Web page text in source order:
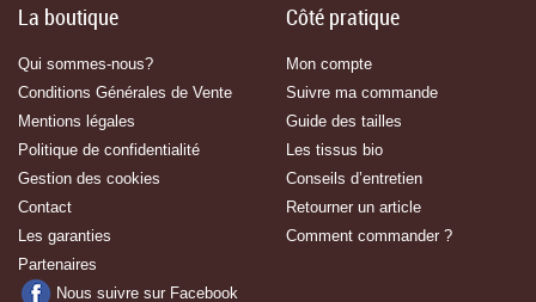
La boutique
Qui sommes-nous?
Conditions Générales de Vente
Mentions légales
Politique de confidentialité
Gestion des cookies
Contact
Les garanties
Partenaires
Nous suivre sur Facebook
Côté pratique
Mon compte
Suivre ma commande
Guide des tailles
Les tissus bio
Conseils d’entretien
Retourner un article
Comment commander ?